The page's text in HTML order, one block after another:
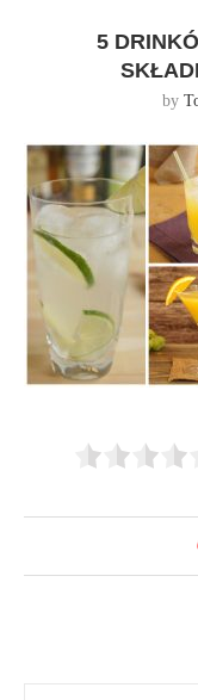
5
by